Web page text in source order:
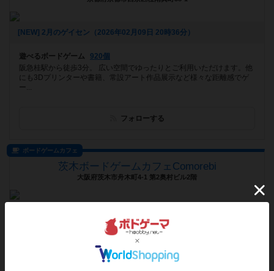
[NEW] 2月のゲイセン（2026年02月09日 20時36分）
遊べるボードゲーム
920個
阪急桂駅から徒歩3分。 広い空間でゆったりとご利用いただけます。他
にも3Dプリンターや書籍、常設アート作品展示など様々な距離感でゲ
ー...
フォローする
ボードゲームカフェ
茨木ボードゲームカフェComorebi
大阪府茨木市舟木町4-1 第2奥村ビル2階
455個
大阪茨木にある唯一のボードゲームカフェ 🛋全テーブルプレイマット
完備 🎲軽ゲーから重ゲーまで450種類以上 🍹ドリンクも豊富にご...